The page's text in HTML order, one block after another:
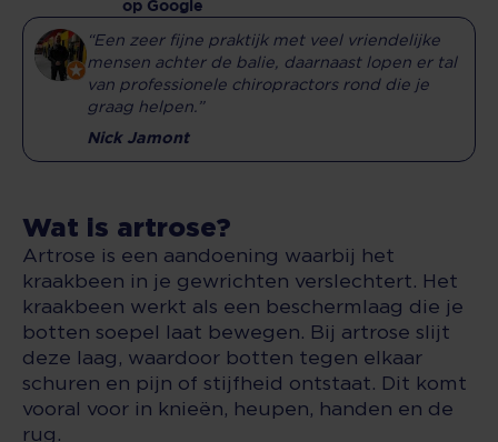
op Google
“Een zeer fijne praktijk met veel vriendelijke
mensen achter de balie, daarnaast lopen er tal
van professionele chiropractors rond die je
graag helpen.”
Nick Jamont
Wat is artrose?
Artrose is een aandoening waarbij het
kraakbeen in je gewrichten verslechtert. Het
kraakbeen werkt als een beschermlaag die je
botten soepel laat bewegen. Bij artrose slijt
deze laag, waardoor botten tegen elkaar
schuren en pijn of stijfheid ontstaat. Dit komt
vooral voor in knieën, heupen, handen en de
rug.